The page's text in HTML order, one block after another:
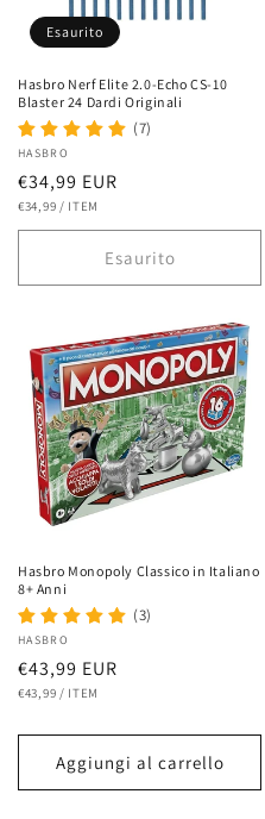
Esaurito
Hasbro Nerf Elite 2.0-Echo CS-10
Blaster 24 Dardi Originali
(7)
Fornitore:
HASBRO
Prezzo
di
listino
€34,99 EUR
PREZZO
€34,99 / PER
ITEM
Esaurito
Hasbro Monopoly Classico in Italiano
8+ Anni
(3)
Fornitore:
HASBRO
Prezzo
di
€43,99 EUR
PREZZO
€43,99 / PER
ITEM
Aggiungi al carrello